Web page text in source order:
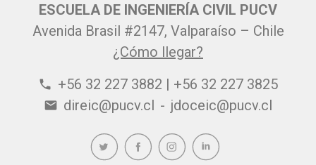
ESCUELA DE INGENIERÍA CIVIL PUCV
Avenida Brasil #2147, Valparaíso – Chile
¿Cómo llegar?
phone +56 32 227 3882 | +56 32 227 3825
email direic@pucv.cl - jdoceic@pucv.cl